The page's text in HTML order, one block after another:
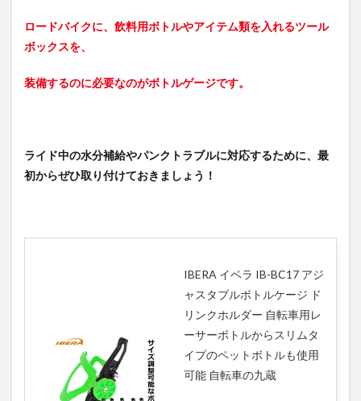
ロードバイクに、飲料用ボトルやアイテム類を入れるツール
ボックスを、
装備するのに必要なのがボトルゲージです。
ライド中の水分補給やパンクトラブルに対応するために、最
初からぜひ取り付けておきましょう！
IBERA イベラ IB-BC17 アジ
ャスタブルボトルケージ ド
リンクホルダー 自転車用レ
ーサーボトルからスリムタ
イプのペットボトルも使用
可能 自転車の九蔵